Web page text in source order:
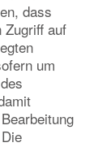
dass
Zugriff auf
um